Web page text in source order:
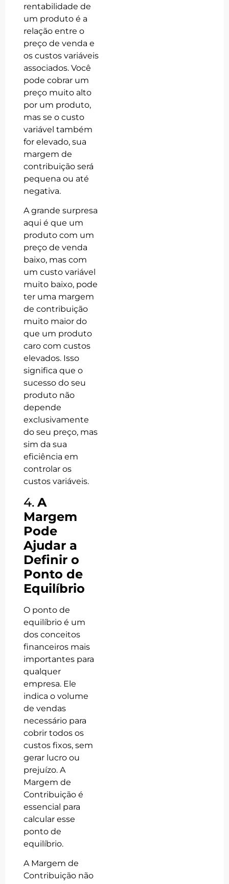
rentabilidade de
um produto é a
relação entre o
preço de venda e
os custos variáveis
associados. Você
pode cobrar um
preço muito alto
por um produto,
mas se o custo
variável também
for elevado, sua
margem de
contribuição será
pequena ou até
negativa.
A grande surpresa
aqui é que um
produto com um
preço de venda
baixo, mas com
um custo variável
muito baixo, pode
ter uma margem
de contribuição
muito maior do
que um produto
caro com custos
elevados. Isso
significa que o
sucesso do seu
produto não
depende
exclusivamente
do seu preço, mas
sim da sua
eficiência em
controlar os
custos variáveis.
4.A
Margem
Pode
Ajudar a
Definir o
Ponto de
Equilíbrio
O ponto de
equilíbrio é um
dos conceitos
financeiros mais
importantes para
qualquer
empresa. Ele
indica o volume
de vendas
necessário para
cobrir todos os
custos fixos, sem
gerar lucro ou
prejuízo. A
Margem de
Contribuição é
essencial para
calcular esse
ponto de
equilíbrio.
A Margem de
Contribuição não